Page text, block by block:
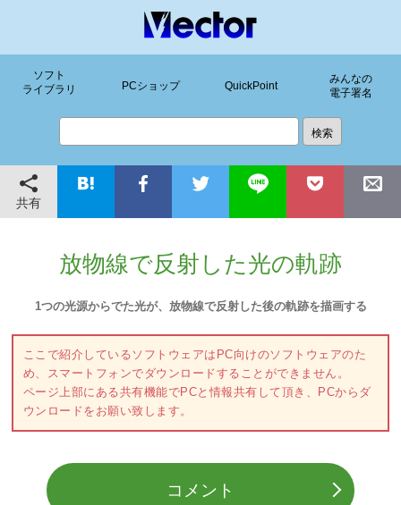
ソフト
ライブラリ
PCショップ QuickPoint
みんなの
電子署名
共有
放物線で反射した光の軌跡
1つの光源からでた光が、放物線で反射した後の軌跡を描画する
ここで紹介しているソフトウェアはPC向けのソフトウェアのた
め、スマートフォンでダウンロードすることができません。
ページ上部にある共有機能でPCと情報共有して頂き、PCからダ
ウンロードをお願い致します。
コメント